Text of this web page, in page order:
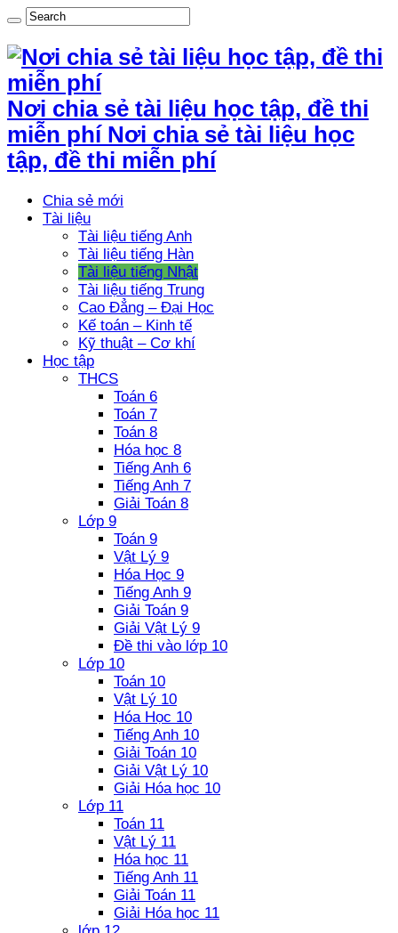
Nơi chia sẻ tài liệu học tập, đề thi
miễn phí Nơi chia sẻ tài liệu học
tập, đề thi miễn phí
Chia sẻ mới
Tài liệu
Tài liệu tiếng Anh
Tài liệu tiếng Hàn
Tài liệu tiếng Nhật
Tài liệu tiếng Trung
Cao Đẳng – Đại Học
Kế toán – Kinh tế
Kỹ thuật – Cơ khí
Học tập
THCS
Toán 6
Toán 7
Toán 8
Hóa học 8
Tiếng Anh 6
Tiếng Anh 7
Giải Toán 8
Lớp 9
Toán 9
Vật Lý 9
Hóa Học 9
Tiếng Anh 9
Giải Toán 9
Giải Vật Lý 9
Đề thi vào lớp 10
Lớp 10
Toán 10
Vật Lý 10
Hóa Học 10
Tiếng Anh 10
Giải Toán 10
Giải Vật Lý 10
Giải Hóa học 10
Lớp 11
Toán 11
Vật Lý 11
Hóa học 11
Tiếng Anh 11
Giải Toán 11
Giải Hóa học 11